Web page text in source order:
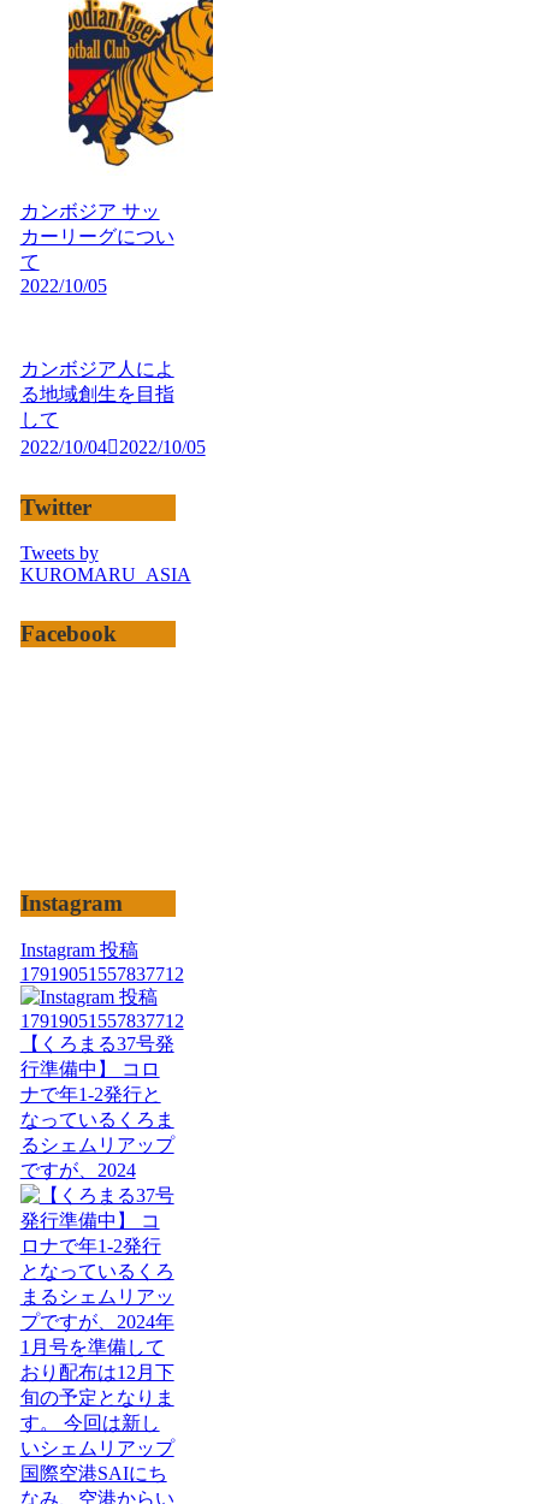
カンボジア サッ
カーリーグについ
て
2022/10/05
カンボジア人によ
る地域創生を目指
して
2022/10/04
2022/10/05
Twitter
Tweets by
KUROMARU_ASIA
Facebook
Instagram
Instagram 投稿
17919051557837712
【くろまる37号発
行準備中】 コロ
ナで年1-2発行と
なっているくろま
るシェムリアップ
ですが、2024